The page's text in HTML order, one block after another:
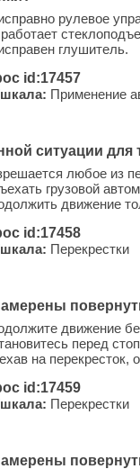
рулевое
глушитель.
id:17457
Применение
ситуации
любое из
грузовой
движение
id:17458
Перекрестки
движение
перед
на перекресток,
id:17459
Перекрестки